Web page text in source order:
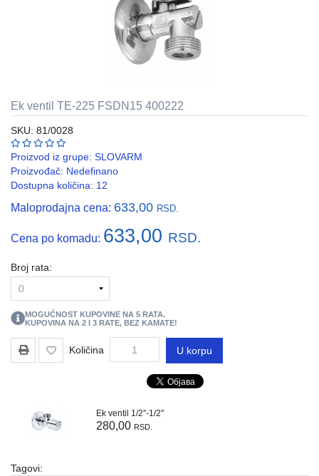
RAZVODNI
I
EDB
ELEKTRO
GALANTERIJA
AUTOMATIKA
SKLOPNA
TEHNIKA
REGALI
I
GROMOBRANSKA
OPREMA
VODOVODNI
BOJLERI
Ek ventil TE-225 FSDN15 400222
SKU: 81/0028
Proizvod iz grupe: SLOVARM
Proizvođač: Nedefinano
Dostupna količina: 12
Maloprodajna cena: 633,00 RSD.
Cena po komadu: 633,00 RSD.
Broj rata:
MOGUĆNOST KUPOVINE NA 5 RATA.
KUPOVINA NA 2 I 3 RATE, BEZ KAMATE!
Količina U korpu
Ek ventil 1/2''-1/2''
280,00 RSD.
Tagovi: